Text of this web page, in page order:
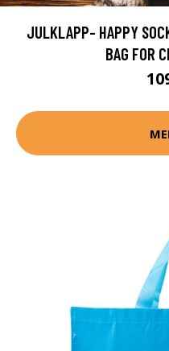
JULKLAPP- HAPPY
BAG FOR